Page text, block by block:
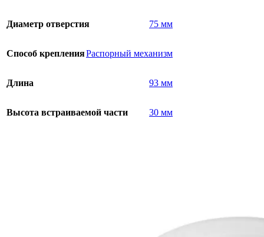
Диаметр отверстия 75 мм
Способ крепленияРаспорный механизм
Длина 93 мм
Высота встраиваемой части 30 мм